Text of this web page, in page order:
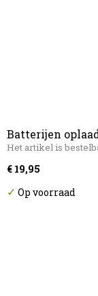
Batterijen
Het artikel is
€ 19,95
✓ Op voorraad